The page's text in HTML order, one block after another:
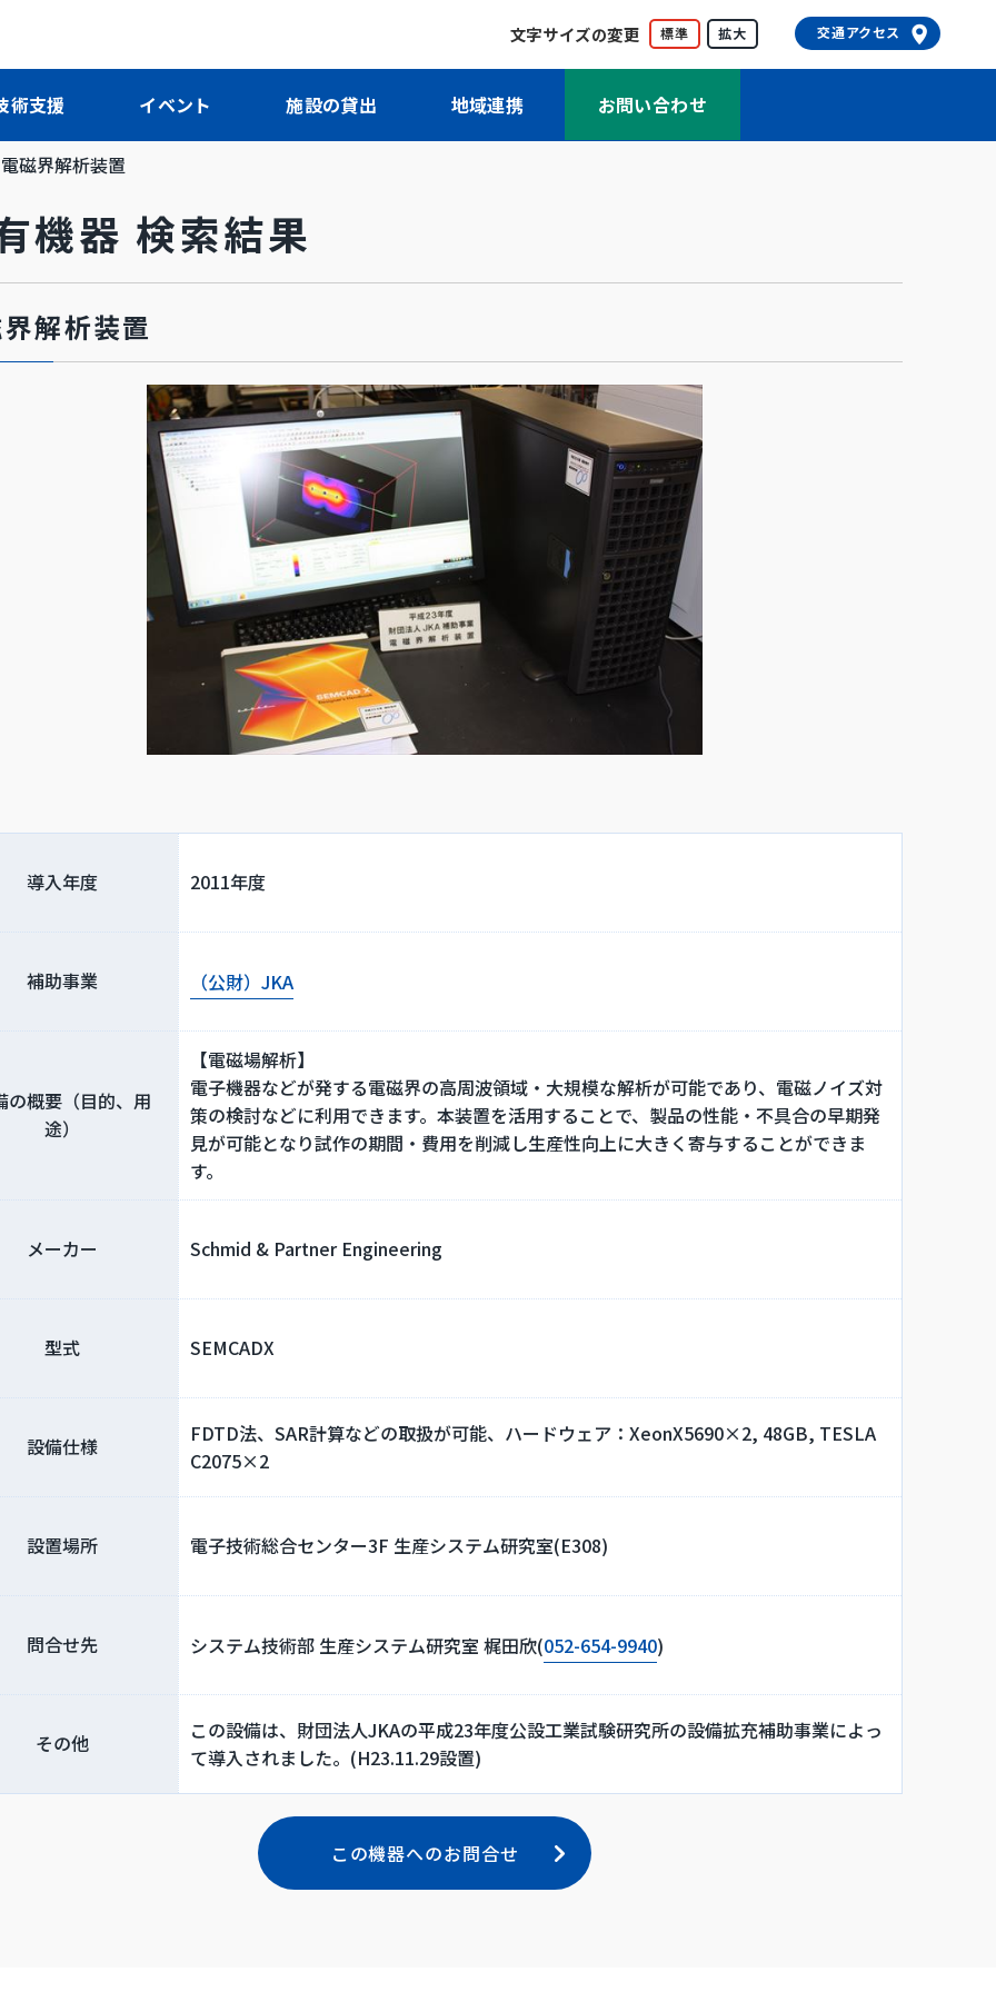
文字サイズの変更 標準 拡大 交通アクセス
術支援 イベント 施設の貸出 地域連携 お問い合わせ
電磁界解析装置
有機器 検索結果
解析装置
導入年度 2011年度
補助事業 （公財）JKA
の概要（目的、用
途）
【電磁場解析】
電子機器などが発する電磁界の高周波領域・大規模な解析が可能であり、電磁ノイズ対
策の検討などに利用できます。本装置を活用することで、製品の性能・不具合の早期発
見が可能となり試作の期間・費用を削減し生産性向上に大きく寄与することができま
す。
メーカー Schmid & Partner Engineering
型式 SEMCADX
設備仕様
FDTD法、SAR計算などの取扱が可能、ハードウェア：XeonX5690×2, 48GB, TESLA
C2075×2
設置場所 電子技術総合センター3F 生産システム研究室(E308)
問合せ先 システム技術部 生産システム研究室 梶田欣(052-654-9940)
その他
この設備は、財団法人JKAの平成23年度公設工業試験研究所の設備拡充補助事業によっ
て導入されました。(H23.11.29設置)
この機器へのお問合せ